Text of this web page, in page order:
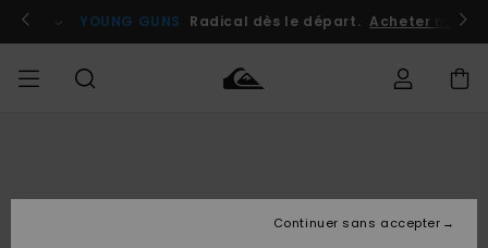
l'information
le
Se connecter / s'inscrire
YOUNG GUNS Radical dès le départ. Acheter
Continuer sans accepter